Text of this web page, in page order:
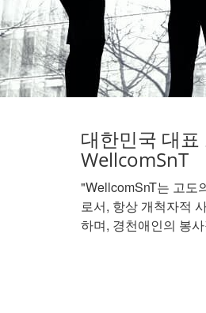
대한민국 대
WellcomSnT
"WellcomSnT는 고도
로서, 항상 개척자적
하며, 경천애인의 봉